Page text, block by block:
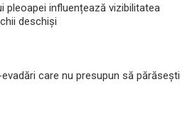
pleoapei influențează vizibilitatea
deschiși
care nu presupun să părăsești